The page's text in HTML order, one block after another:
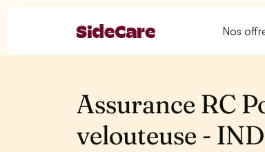
Nos
Assurance RC
velouteuse -